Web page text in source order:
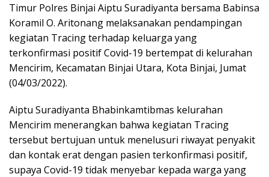
Timur Polres Binjai Aiptu Suradiyanta bersama Babinsa
Koramil O. Aritonang melaksanakan pendampingan
kegiatan Tracing terhadap keluarga yang
terkonfirmasi positif Covid-19 bertempat di kelurahan
Mencirim, Kecamatan Binjai Utara, Kota Binjai, Jumat
(04/03/2022).
Aiptu Suradiyanta Bhabinkamtibmas kelurahan
Mencirim menerangkan bahwa kegiatan Tracing
tersebut bertujuan untuk menelusuri riwayat penyakit
dan kontak erat dengan pasien terkonfirmasi positif,
supaya Covid-19 tidak menyebar kepada warga yang